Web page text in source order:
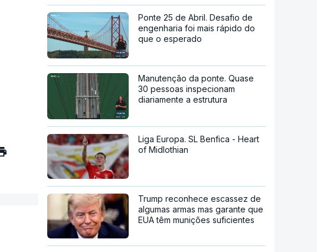
Ponte 25 de Abril. Desafio de
engenharia foi mais rápido do
que o esperado
Manutenção da ponte. Quase
30 pessoas inspecionam
diariamente a estrutura
Liga Europa. SL Benfica - Heart
of Midlothian
Trump reconhece escassez de
algumas armas mas garante que
EUA têm munições suficientes